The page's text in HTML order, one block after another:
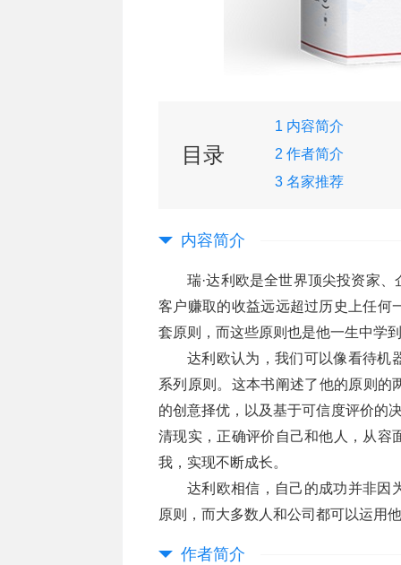
目录
1 内容简介
2 作者简介
3 名家推荐
内容简介
瑞·达利欧是全世界顶尖投资家
客户赚取的收益远远超过历史上任何
套原则，而这些原则也是他一生中学
达利欧认为，我们可以像看待机
系列原则。这本书阐述了他的原则
的创意择优，以及基于可信度评价的
清现实，正确评价自己和他人，从容
我，实现不断成长。
达利欧相信，自己的成功并非因
原则，而大多数人和公司都可以运用
作者简介